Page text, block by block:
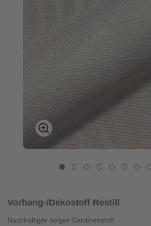
Vorhang-/Dekostoff Restill
Nachhaltiger beiger Gardinenstoff